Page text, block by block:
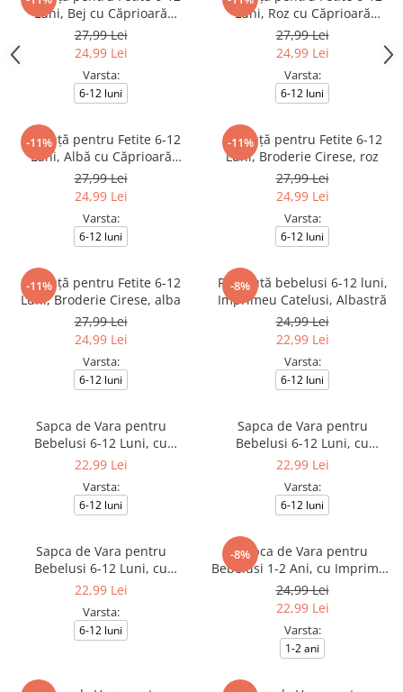
Luni, Bej cu Căprioară
Simpatică
27,99 Lei
24,99 Lei
Varsta:
6-12 luni
Luni, Roz cu Căprioară
Simpatică
27,99 Lei
24,99 Lei
Varsta:
6-12 luni
-11%
Șepcuță pentru Fetite 6-12
Luni, Albă cu Căprioară
Simpatică și Detalii Roz
27,99 Lei
24,99 Lei
Varsta:
6-12 luni
-11%
Șepcuță pentru Fetite 6-12
Luni, Broderie Cirese, roz
27,99 Lei
24,99 Lei
Varsta:
6-12 luni
-11%
Șepcuță pentru Fetite 6-12
Luni, Broderie Cirese, alba
27,99 Lei
24,99 Lei
Varsta:
6-12 luni
-8%
Palariută bebelusi 6-12 luni,
Imprimeu Catelusi, Albastră
24,99 Lei
22,99 Lei
Varsta:
6-12 luni
Sapca de Vara pentru
Bebelusi 6-12 Luni, cu
Urechiuse Jucause si Broderie
22,99 Lei
Varsta:
6-12 luni
Sapca de Vara pentru
Bebelusi 6-12 Luni, cu
Urechiuse Jucause si Broderie
22,99 Lei
Varsta:
6-12 luni
Sapca de Vara pentru
Bebelusi 6-12 Luni, cu
Urechiuse Jucause si Broderie
22,99 Lei
Varsta:
6-12 luni
-8%
Sapca de Vara pentru
Bebelusi 1-2 Ani, cu Imprimeu
Dinozaur, Reglabila, Culoare
Bej
24,99 Lei
22,99 Lei
Varsta:
1-2 ani